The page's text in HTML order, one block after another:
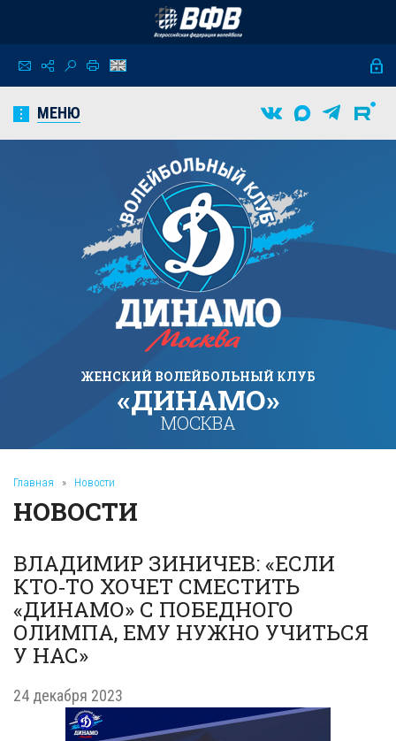
МЕНЮ
ЖЕНСКИЙ ВОЛЕЙБОЛЬНЫЙ КЛУБ
«ДИНАМО»
МОСКВА
Главная » Новости
НОВОСТИ
ВЛАДИМИР ЗИНИЧЕВ: «ЕСЛИ
КТО‑ТО ХОЧЕТ СМЕСТИТЬ
«ДИНАМО» С ПОБЕДНОГО
ОЛИМПА, ЕМУ НУЖНО УЧИТЬСЯ
У НАС»
24 декабря 2023